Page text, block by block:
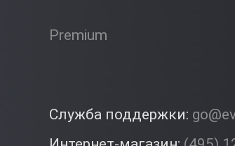
Premium
Служба поддержки: